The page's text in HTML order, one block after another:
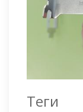
Теги